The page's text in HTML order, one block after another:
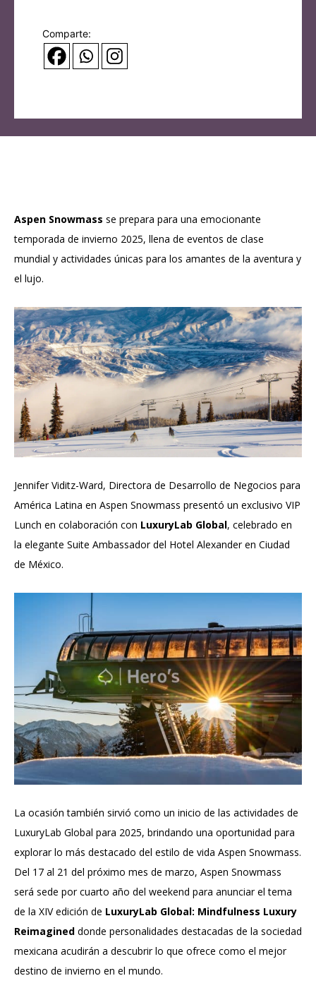
Comparte:
Aspen Snowmass se prepara para una emocionante
temporada de invierno 2025, llena de eventos de clase
mundial y actividades únicas para los amantes de la aventura y
el lujo.
Jennifer Viditz-Ward, Directora de Desarrollo de Negocios para
América Latina en Aspen Snowmass presentó un exclusivo VIP
Lunch en colaboración con LuxuryLab Global, celebrado en
la elegante Suite Ambassador del Hotel Alexander en Ciudad
de México.
La ocasión también sirvió como un inicio de las actividades de
LuxuryLab Global para 2025, brindando una oportunidad para
explorar lo más destacado del estilo de vida Aspen Snowmass.
Del 17 al 21 del próximo mes de marzo, Aspen Snowmass
será sede por cuarto año del weekend para anunciar el tema
de la XIV edición de LuxuryLab Global: Mindfulness Luxury
Reimagined donde personalidades destacadas de la sociedad
mexicana acudirán a descubrir lo que ofrece como el mejor
destino de invierno en el mundo.